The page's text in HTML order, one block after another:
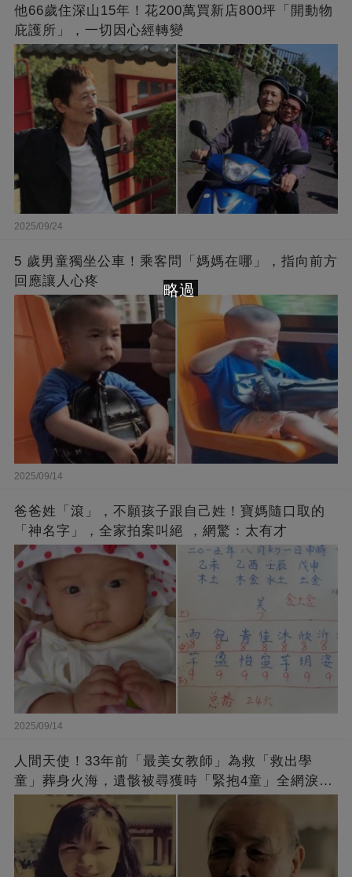
他66歲住深山15年！花200萬買新店800坪「開動物
庇護所」，一切因心經轉變
2025/09/24
5 歲男童獨坐公車！乘客問「媽媽在哪」，指向前方
回應讓人心疼
2025/09/14
爸爸姓「滾」，不願孩子跟自己姓！寶媽隨口取的
「神名字」，全家拍案叫絕 ，網驚：太有才
2025/09/14
人間天使！33年前「最美女教師」為救「救出學
童」葬身火海，遺骸被尋獲時「緊抱4童」全網淚
崩：真正的英雄不該被遺忘
略過